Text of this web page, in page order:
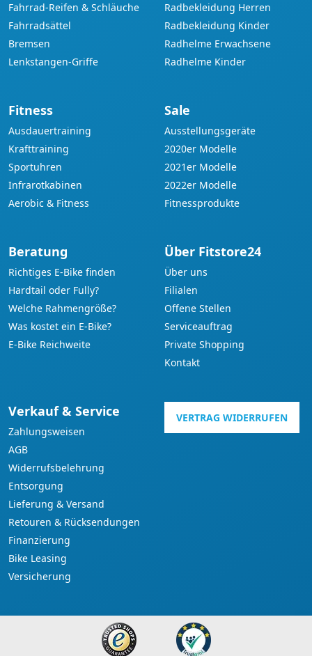
Fahrrad-Reifen & Schläuche
Fahrradsättel
Bremsen
Lenkstangen-Griffe
Radbekleidung Herren
Radbekleidung Kinder
Radhelme Erwachsene
Radhelme Kinder
Fitness
Ausdauertraining
Krafttraining
Sportuhren
Infrarotkabinen
Aerobic & Fitness
Sale
Ausstellungsgeräte
2020er Modelle
2021er Modelle
2022er Modelle
Fitnessprodukte
Beratung
Richtiges E-Bike finden
Hardtail oder Fully?
Welche Rahmengröße?
Was kostet ein E-Bike?
E-Bike Reichweite
Über Fitstore24
Über uns
Filialen
Offene Stellen
Serviceauftrag
Private Shopping
Kontakt
Verkauf & Service
Zahlungsweisen
AGB
Widerrufsbelehrung
Entsorgung
Lieferung & Versand
Retouren & Rücksendungen
Finanzierung
Bike Leasing
Versicherung
VERTRAG WIDERRUFEN